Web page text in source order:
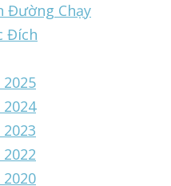
Đường Chạy
Đích